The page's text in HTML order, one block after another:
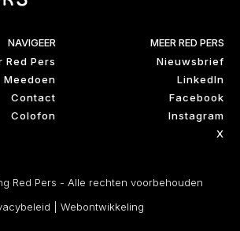
NAVIGEER
Red Pers
Meedoen
Contact
Colofon
MEER RED PERS
Nieuwsbrief
LinkedIn
Facebook
Instagram
X
Red Pers - Alle rechten voorbehouden
Webontwikkeling